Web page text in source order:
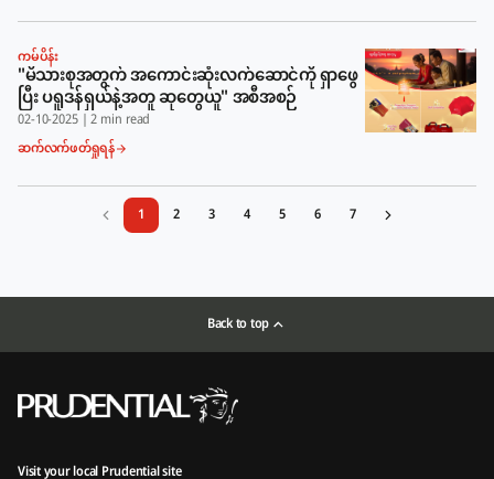
ကမ်ပိန်း
"မိသားစုအတွက် အကောင်းဆုံးလက်ဆောင်ကို ရှာဖွေ
ပြီး ပရူဒန်ရှယ်နဲ့အတူ ဆုတွေယူ" အစီအစဉ်
02-10-2025|2 min read
ဆက်လက်ဖတ်ရှုရန်
1 2 3 4 5 6 7
Back to top
Visit your local Prudential site